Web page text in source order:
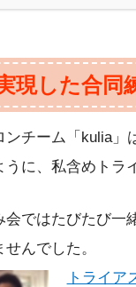
現した合同
ンチーム「kulia
うに、私含めトラ
会ではたびたび一
んでした。
トライア